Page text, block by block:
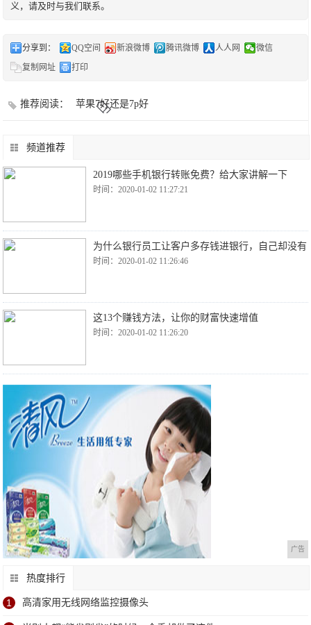
义，请及时与我们联系。
分享到： QQ空间 新浪微博 腾讯微博 人人网
微信
复制网址
打印
推荐阅读： 苹果7好还是7p好
频道推荐
2019哪些手机银行转账免费？给大家讲解一下
时间：2020-01-02 11:27:21
为什么银行员工让客户多存钱进银行，自己却没有
时间：2020-01-02 11:26:46
这13个赚钱方法，让你的财富快速增值
时间：2020-01-02 11:26:20
广告
热度排行
1 高清家用无线网络监控摄像头